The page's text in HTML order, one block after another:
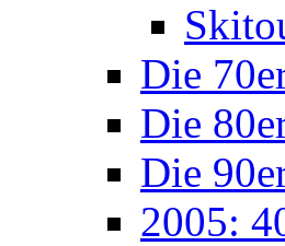
Die
Die
Die
2005: